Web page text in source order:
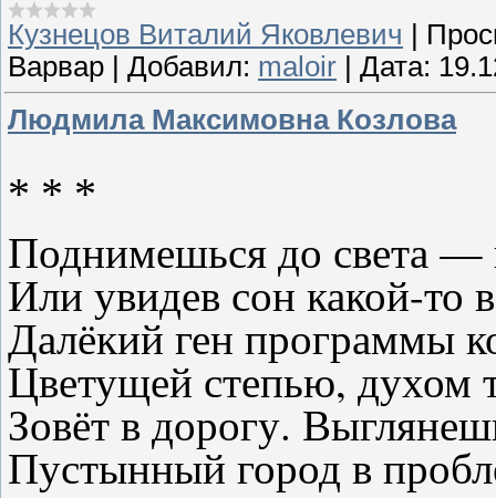
Кузнецов Виталий Яковлевич
Варвар
Добавил: maloir Дата:
Людмила Максимовна Козлова
* * *
Поднимешься до света —
Или увидев сон какой-то
Далёкий ген программы
Цветущей степью, духом
Зовёт в дорогу.
Пустынный город в